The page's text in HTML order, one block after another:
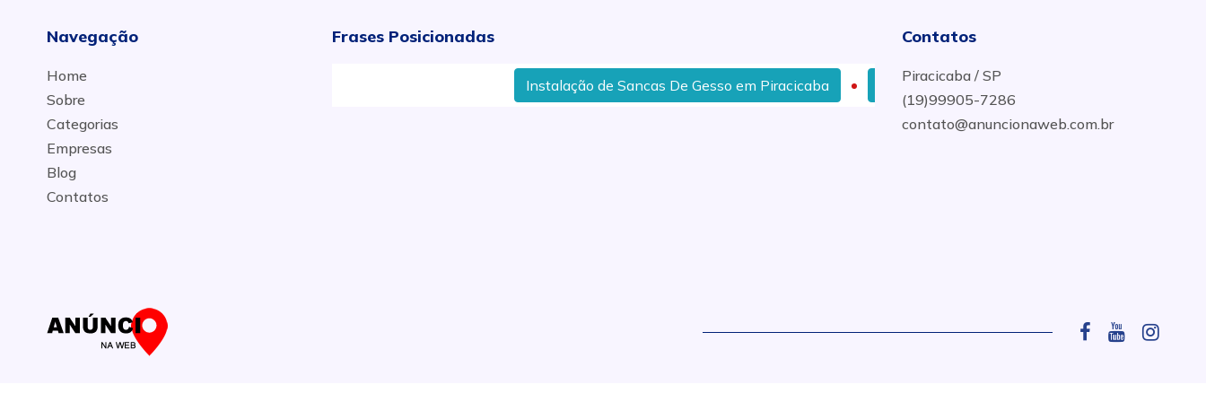
Navegação
Home
Sobre
Categorias
Empresas
Blog
Contatos
Frases Posicionadas
Instalação de Sancas De Gesso em Piracicaba Molduras de Gesso para Teto e Parede em Piracicaba
Contatos
Piracicaba / SP
(19)99905-7286
contato@anuncionaweb.com.br